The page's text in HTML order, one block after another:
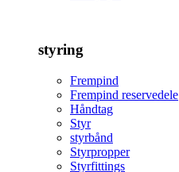
styring
Frempind
Frempind reservedele
Håndtag
Styr
styrbånd
Styrpropper
Styrfittings